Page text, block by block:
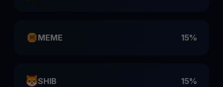
MEME 15%
SHIB 15%